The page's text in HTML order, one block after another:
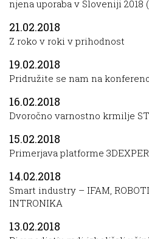
njena uporaba v Sloveniji 2018
21.02.2018
Z roko v roki v prihodnost
19.02.2018
Pridružite se nam na
16.02.2018
Dvoročno varnostno krmilje
15.02.2018
Primerjava platforme
14.02.2018
Smart industry – IFAM,
INTRONIKA
13.02.2018